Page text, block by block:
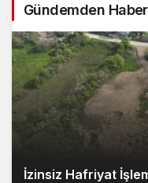
Gündemden
İzinsiz Hafriyat